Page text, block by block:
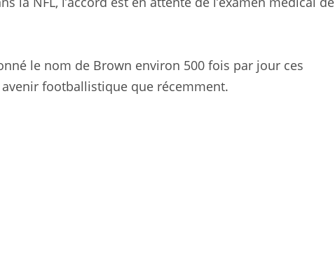
le nom de Brown environ 500 fois par jour ces
footballistique que récemment.